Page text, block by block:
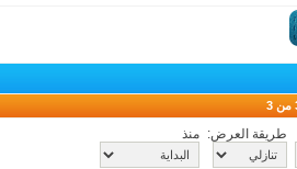
طريقة العرض: منذ